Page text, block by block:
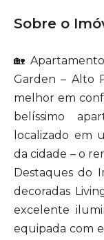
Sobre o
🏡
Garden – Alto
melhor em
belíssimo
localizado em
da cidade – o
Destaques do
decoradas
excelente
equipada com